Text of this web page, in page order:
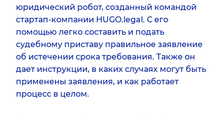
юридический робот, созданный командой
стартап-компании HUGO.legal. С его
помощью легко составить и подать
судебному приставу правильное заявление
об истечении срока требования. Также он
дает инструкции, в каких случаях могут быть
применены заявления, и как работает
процесс в целом.